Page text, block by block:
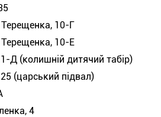
10-Г
10-Е
Д (колишній дитячий табір)
(царський підвал)
4